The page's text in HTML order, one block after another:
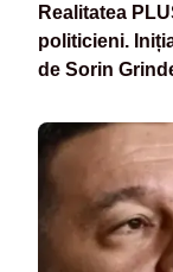
Realitatea
politicieni.
de Sorin